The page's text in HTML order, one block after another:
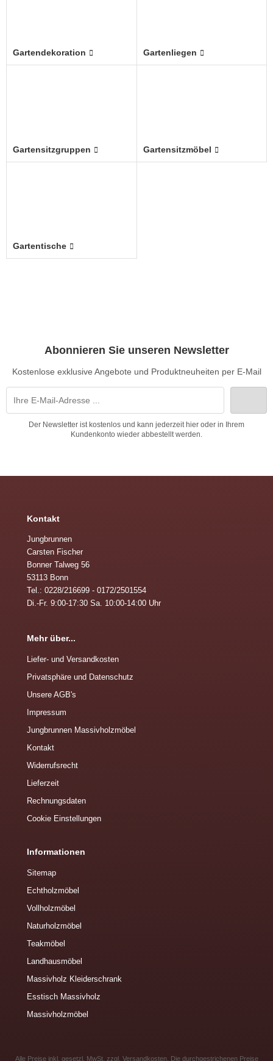
Gartendekoration Gartenliegen
Gartensitzgruppen Gartensitzmöbel
Gartentische
Abonnieren Sie unseren Newsletter
Kostenlose exklusive Angebote und Produktneuheiten per E-Mail
Der Newsletter ist kostenlos und kann jederzeit hier oder in Ihrem
Kundenkonto wieder abbestellt werden.
Kontakt
Jungbrunnen
Carsten Fischer
Bonner Talweg 56
53113 Bonn
Tel.: 0228/216699 - 0172/2501554
Di.-Fr. 9:00-17:30 Sa. 10:00-14:00 Uhr
Mehr über...
Liefer- und Versandkosten
Privatsphäre und Datenschutz
Unsere AGB's
Impressum
Jungbrunnen Massivholzmöbel
Kontakt
Widerrufsrecht
Lieferzeit
Rechnungsdaten
Cookie Einstellungen
Informationen
Sitemap
Echtholzmöbel
Vollholzmöbel
Naturholzmöbel
Teakmöbel
Landhausmöbel
Massivholz Kleiderschrank
Esstisch Massivholz
Massivholzmöbel
Alle Preise inkl. gesetzl. MwSt. zzgl. Versandkosten. Die durchgestrichenen Preise